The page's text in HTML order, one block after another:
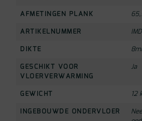
AFMETINGEN PLANK
ARTIKELNUMMER
DIKTE
GESCHIKT VOOR
VLOERVERWARMING
Ja
GEWICHT
12
INGEBOUWDE ONDERVLOER